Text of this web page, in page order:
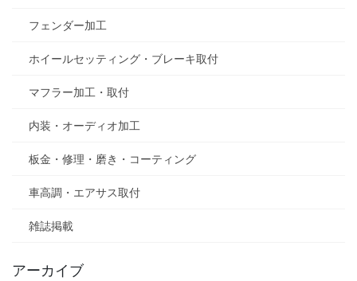
フェンダー加工
ホイールセッティング・ブレーキ取付
マフラー加工・取付
内装・オーディオ加工
板金・修理・磨き・コーティング
車高調・エアサス取付
雑誌掲載
アーカイブ